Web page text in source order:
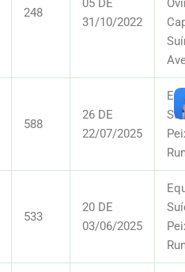
248
05 DE
31/10/2022
588
26 DE
22/07/2025
533
20 DE
03/06/2025